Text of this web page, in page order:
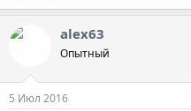
alex63
Опытный
5 Июл 2016